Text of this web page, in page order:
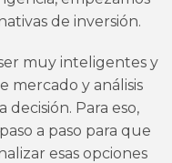
de inversión.
muy inteligentes y
mercado y análisis
Para eso,
a paso para que
esas opciones